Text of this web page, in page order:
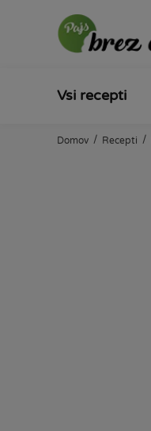
Vsi recepti
Domov / Recepti /